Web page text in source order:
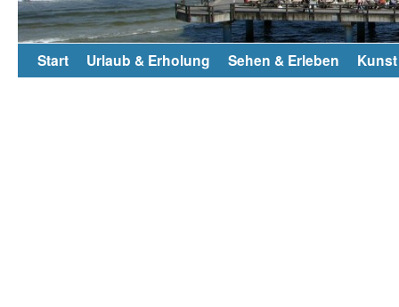
Start Urlaub & Erholung Sehen & Erleben